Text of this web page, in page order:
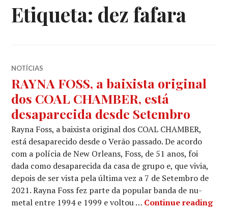
Etiqueta: dez fafara
NOTÍCIAS
RAYNA FOSS, a baixista original
dos COAL CHAMBER, está
desaparecida desde Setembro
Rayna Foss, a baixista original dos COAL CHAMBER,
está desaparecido desde o Verão passado. De acordo
com a polícia de New Orleans, Foss, de 51 anos, foi
dada como desaparecida da casa de grupo e, que vivia,
depois de ser vista pela última vez a 7 de Setembro de
2021. Rayna Foss fez parte da popular banda de nu-
metal entre 1994 e 1999 e voltou … Continue reading